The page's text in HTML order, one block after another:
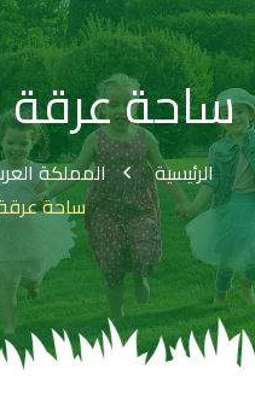
ساحة عرقة
الرئيسية المملكة
ساحة عرقة